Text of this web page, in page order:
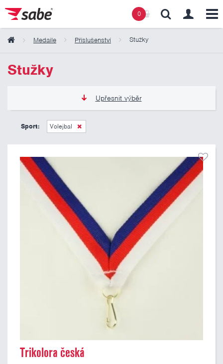
0
Medaile Příslušenství Stužky
Stužky
Upřesnit výběr
8 Kč
Sport: Volejbal
Trikolora česká
Obsah košíku